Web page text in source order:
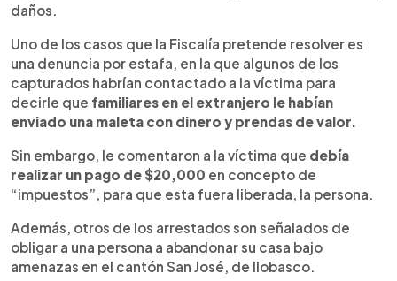
daños.
Uno de los casos que la Fiscalía pretende resolver es
una denuncia por estafa, en la que algunos de los
capturados habrían contactado a la víctima para
decirle que familiares en el extranjero le habían
enviado una maleta con dinero y prendas de valor.
Sin embargo, le comentaron a la víctima que debía
realizar un pago de $20,000 en concepto de
“impuestos”, para que esta fuera liberada, la persona.
Además, otros de los arrestados son señalados de
obligar a una persona a abandonar su casa bajo
amenazas en el cantón San José, de Ilobasco.